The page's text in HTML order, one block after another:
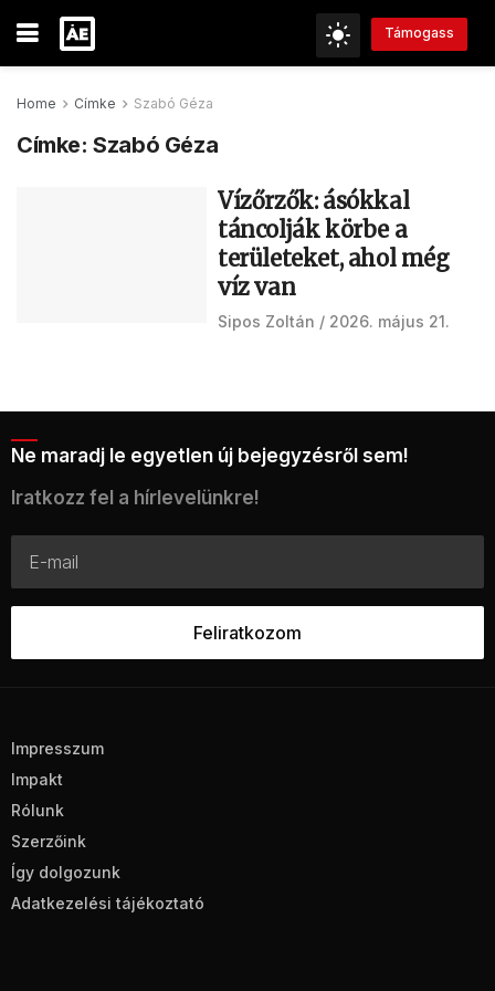
Támogass
Home Címke Szabó Géza
Címke:Szabó Géza
Vízőrzők: ásókkal
táncolják körbe a
területeket, ahol még
víz van
Sipos Zoltán 2026. május 21.
Ne maradj le egyetlen új bejegyzésről sem!
Iratkozz fel a hírlevelünkre!
Impresszum
Impakt
Rólunk
Szerzőink
Így dolgozunk
Adatkezelési tájékoztató